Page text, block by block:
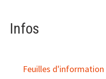
Infos
Feuilles d'information